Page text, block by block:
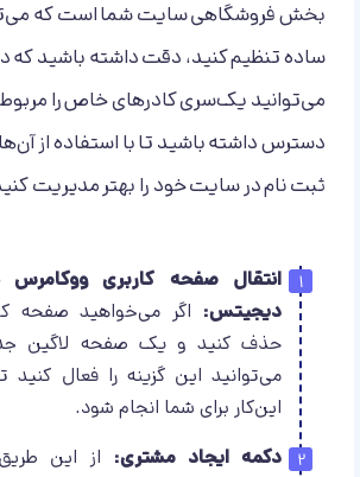
بخش فروشگاهی سایت شما است که
ساده تنظیم کنید، دقت داشته باشید
می‌توانید یک‌سری کادر‌های خاص را
دسترس داشته باشید تا با استفاده از
ثبت نام در سایت خود را بهتر مدیریت
انتقال صفحه کاربری
دیجیتس: اگر می‌خواهید صفحه
حذف کنید و یک صفحه لاگین
می‌توانید این گزینه را فعال کنید
این‌کار برای شما انجام شود.
دکمه ایجاد مشتری: از این